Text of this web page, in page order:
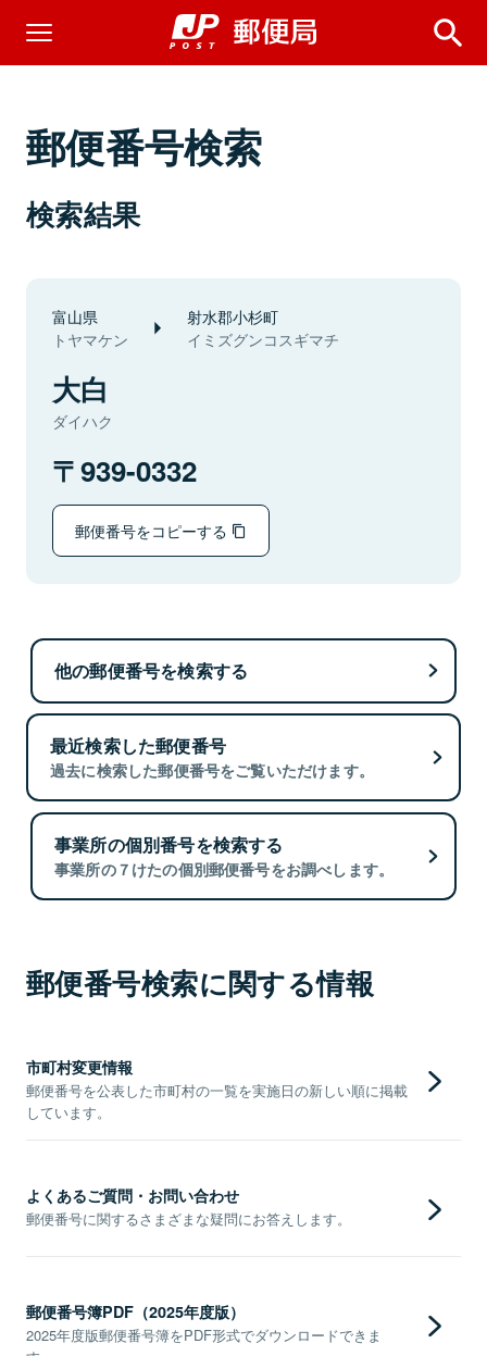
郵便番号検索
検索結果
富山県
トヤマケン
射水郡小杉町
イミズグンコスギマチ
大白
ダイハク
939-0332
郵便番号をコピーする
他の郵便番号を検索する
最近検索した郵便番号
過去に検索した郵便番号をご覧いただけます。
事業所の個別番号を検索する
事業所の７けたの個別郵便番号をお調べします。
郵便番号検索に関する情報
市町村変更情報
郵便番号を公表した市町村の一覧を実施日の新しい順に掲載
しています。
よくあるご質問・お問い合わせ
郵便番号に関するさまざまな疑問にお答えします。
郵便番号簿PDF（2025年度版）
2025年度版郵便番号簿をPDF形式でダウンロードできま